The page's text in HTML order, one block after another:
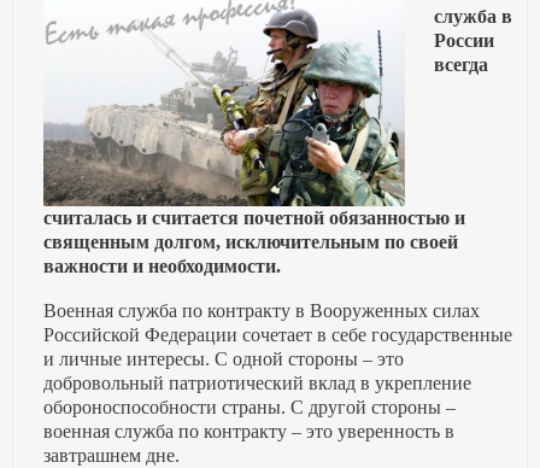
служба в
России
всегда
считалась и считается почетной обязанностью и
священным долгом, исключительным по своей
важности и необходимости.
Военная служба по контракту в Вооруженных силах
Российской Федерации сочетает в себе государственные
и личные интересы. С одной стороны – это
добровольный патриотический вклад в укрепление
обороноспособности страны. С другой стороны –
военная служба по контракту – это уверенность в
завтрашнем дне.